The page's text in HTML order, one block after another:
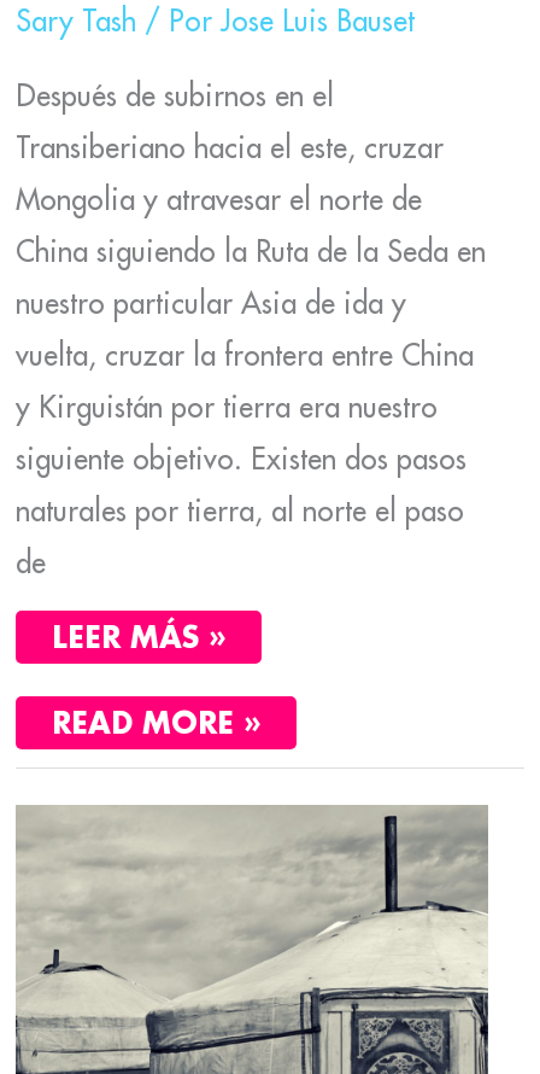
Sary Tash / Por Jose Luis Bauset
Después de subirnos en el
Transiberiano hacia el este, cruzar
Mongolia y atravesar el norte de
China siguiendo la Ruta de la Seda en
nuestro particular Asia de ida y
vuelta, cruzar la frontera entre China
y Kirguistán por tierra era nuestro
siguiente objetivo. Existen dos pasos
naturales por tierra, al norte el paso
de
LEER MÁS »
READ MORE »
ASIA
DE
IDA
Y
VUELTA